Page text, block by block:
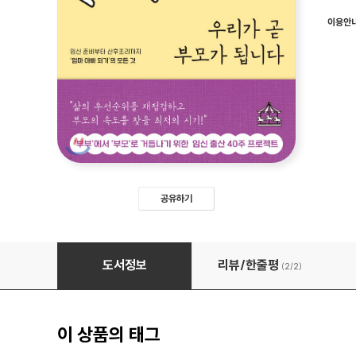
공유하기
이용안
우리가 곧 부모가 됩니다
도서정보 리뷰/한줄평 (2/2)
이 상품의 태그